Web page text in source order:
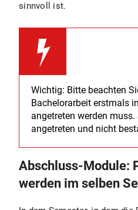
sinnvoll ist.
Wichtig: Bitte beachten
Bachelorarbeit erstmals
angetreten werden
angetreten und nicht
Abschluss-Module:
werden im selben